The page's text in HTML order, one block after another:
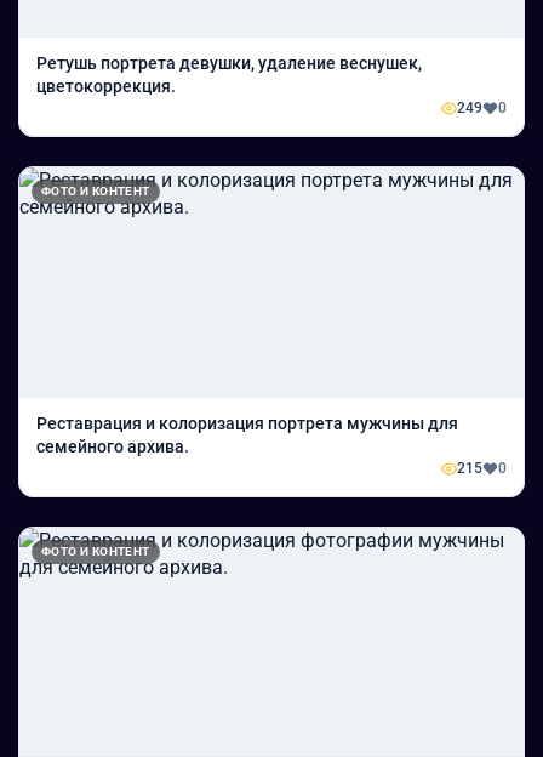
Ретушь портрета девушки, удаление веснушек,
цветокоррекция.
249 0
ФОТО И КОНТЕНТ
Реставрация и колоризация портрета мужчины для
семейного архива.
215 0
ФОТО И КОНТЕНТ